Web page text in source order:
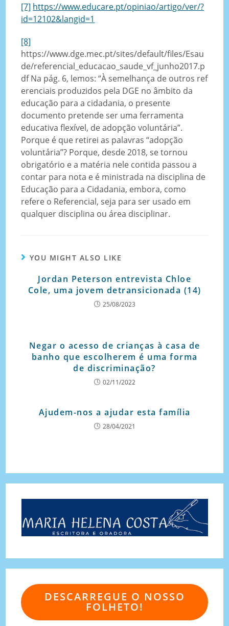
[7] https://www.educare.pt/opiniao/artigo/ver/?
id=12102&langid=1
[8]
https://www.dge.mec.pt/sites/default/files/Esau
de/referencial_educacao_saude_vf_junho2017.p
df Na pág. 6, lemos: “À semelhança de outros ref
erenciais produzidos pela DGE no âmbito da
educação para a cidadania, o presente
documento pretende ser uma ferramenta
educativa flexível, de adopção voluntária”.
Porque é que retirei as palavras “adopção
voluntária”? Porque, desde 2018, se tornou
obrigatório e a matéria nele contida passou a
contar para nota e é ministrada na disciplina de
Educação para a Cidadania, embora, como
refere o Referencial, seja para ser usado em
qualquer disciplina ou área disciplinar.
YOU MIGHT ALSO LIKE
Jordan Peterson entrevista Chloe
Cole, uma jovem detransicionada (14)
25/08/2023
Negar o acesso de crianças à casa de
banho que escolherem é uma forma
de discriminação?
02/11/2022
Ajudem-nos a ajudar esta família
28/04/2021
DESCARREGUE O NOSSO
FOLHETO!